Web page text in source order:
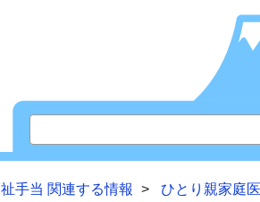
手当 関連する情報 ひとり親家庭